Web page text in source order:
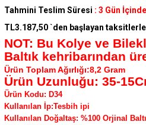
Tahmini Teslim Süresi : 3 Gün
TL3.187,50 `den başlayan taksitlerle
NOT: Bu Kolye ve
Baltık kehribarından
Ürün Toplam Ağırlığı:8,2 Gram
Ürün Uzunluğu: 35-
Ürün Kodu: D34
Kullanılan İp:Tesbih ipi
Kullanılan Doğaltaş: %100 Orjinal